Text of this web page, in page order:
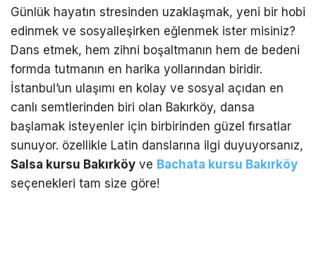
Günlük hayatın stresinden uzaklaşmak, yeni bir hobi
edinmek ve sosyalleşirken eğlenmek ister misiniz?
Dans etmek, hem zihni boşaltmanın hem de bedeni
formda tutmanın en harika yollarından biridir.
İstanbul’un ulaşımı en kolay ve sosyal açıdan en
canlı semtlerinden biri olan Bakırköy, dansa
başlamak isteyenler için birbirinden güzel fırsatlar
sunuyor. özellikle Latin danslarına ilgi duyuyorsanız,
Salsa kursu Bakırköy ve Bachata kursu Bakırköy
seçenekleri tam size göre!